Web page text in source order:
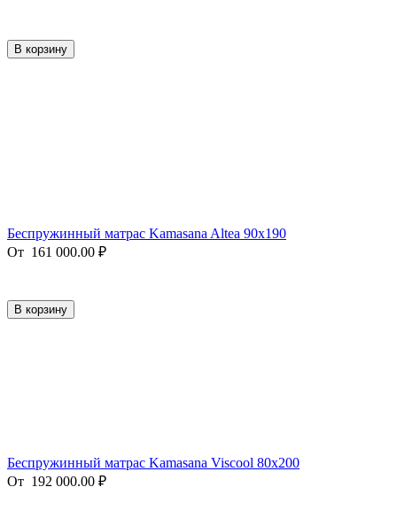
В корзину
Беспружинный матрас Kamasana Altea 90х190
От 161 000.00 ₽
В корзину
Беспружинный матрас Kamasana Viscool 80х200
От 192 000.00 ₽